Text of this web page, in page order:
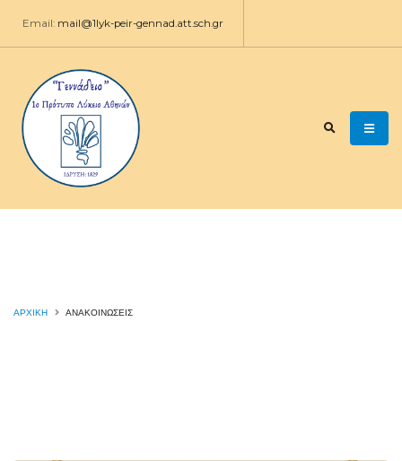
Email: mail@1lyk-peir-gennad.att.sch.gr
ΑΡΧΙΚΉ ΑΝΑΚΟΙΝΩΣΕΙΣ